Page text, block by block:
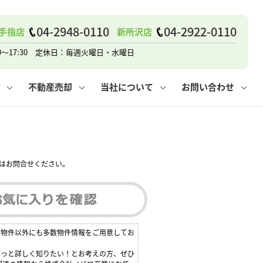
指店 04-2948-0110 新所沢店 04-2922-0110
17:30 定休日：毎週火曜日・水曜日
無料賃料査定
その他の問合せ
建て
不動産売却
費用
当社について
情報保護方針
お問い合わせ
問合せください。
件以外にも多数物件情報をご用意してお
と詳しく知りたい！とお考えの方、ぜひ